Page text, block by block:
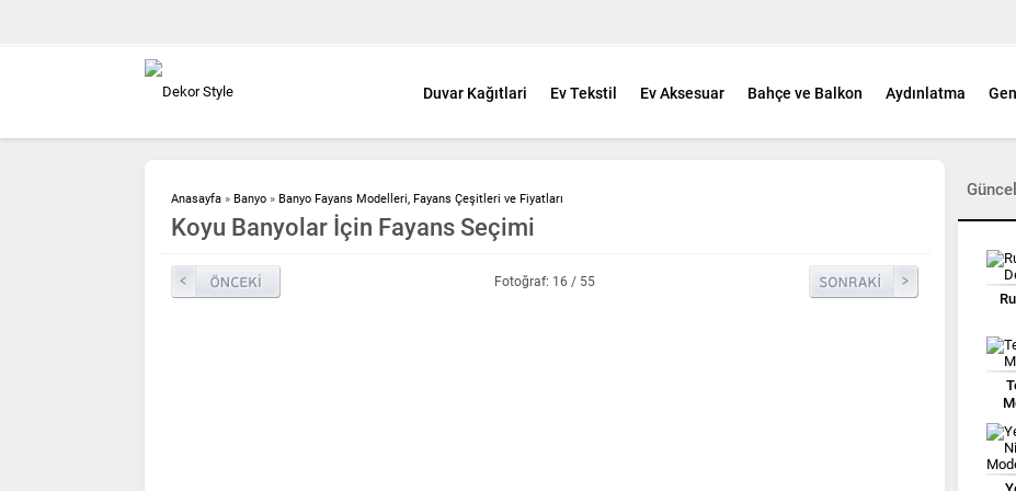
Duvar Kağıtlari Ev Tekstil Ev Aksesuar Bahçe ve Balkon Aydınlatma
Anasayfa » Banyo » Banyo Fayans Modelleri, Fayans Çeşitleri ve Fiyatları
Koyu Banyolar İçin Fayans Seçimi
Fotoğraf: 16 / 55